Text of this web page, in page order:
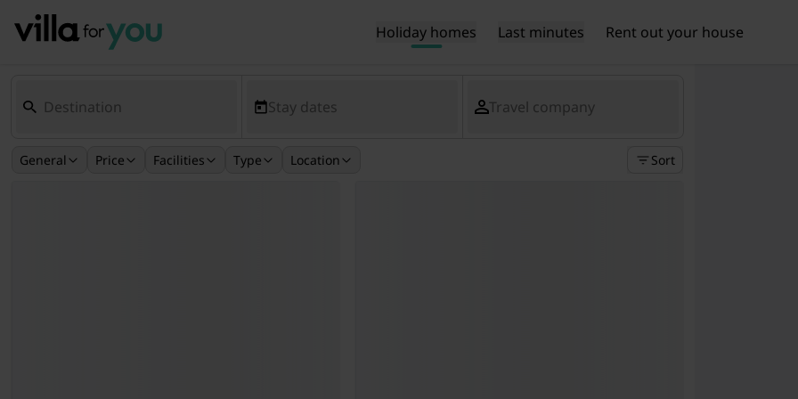
Holiday homes Last minutes Rent out your house
Stay dates Travel company
General Price Facilities Type Location Sort